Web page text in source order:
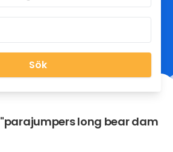
Sök
"parajumpers long bear dam